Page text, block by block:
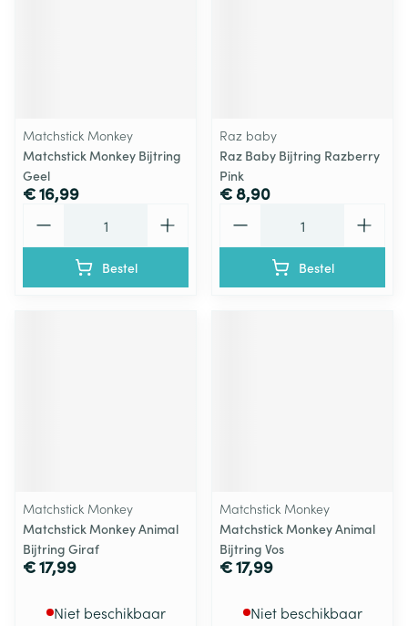
Matchstick Monkey
Matchstick Monkey Bijtring
Geel
€ 16,99
Bestel
Raz baby
Raz Baby Bijtring Razberry
Pink
€ 8,90
Bestel
Matchstick Monkey
Matchstick Monkey Animal
Bijtring Giraf
€ 17,99
Niet beschikbaar
Matchstick Monkey
Matchstick Monkey Animal
Bijtring Vos
€ 17,99
Niet beschikbaar